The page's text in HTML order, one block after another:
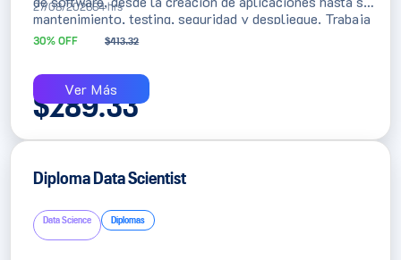
mantenimiento, testing, seguridad y despliegue. Trabaja
conGitHub Copilot y Codex
27/08/202664 hrs
30% OFF $413.32
$289.33
Ver Más
Diploma Data Scientist
Data Science Diplomas